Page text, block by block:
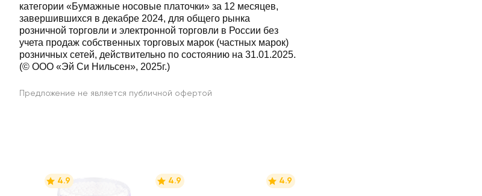
категории «Бумажные носовые платочки» за 12 месяцев,
завершившихся в декабре 2024, для общего рынка
розничной торговли и электронной торговли в России без
учета продаж собственных торговых марок (частных марок)
розничных сетей, действительно по состоянию на 31.01.2025.
(© ООО «Эй Си Нильсен», 2025г.)
Предложение не является публичной офертой
4.9 4.9 4.9